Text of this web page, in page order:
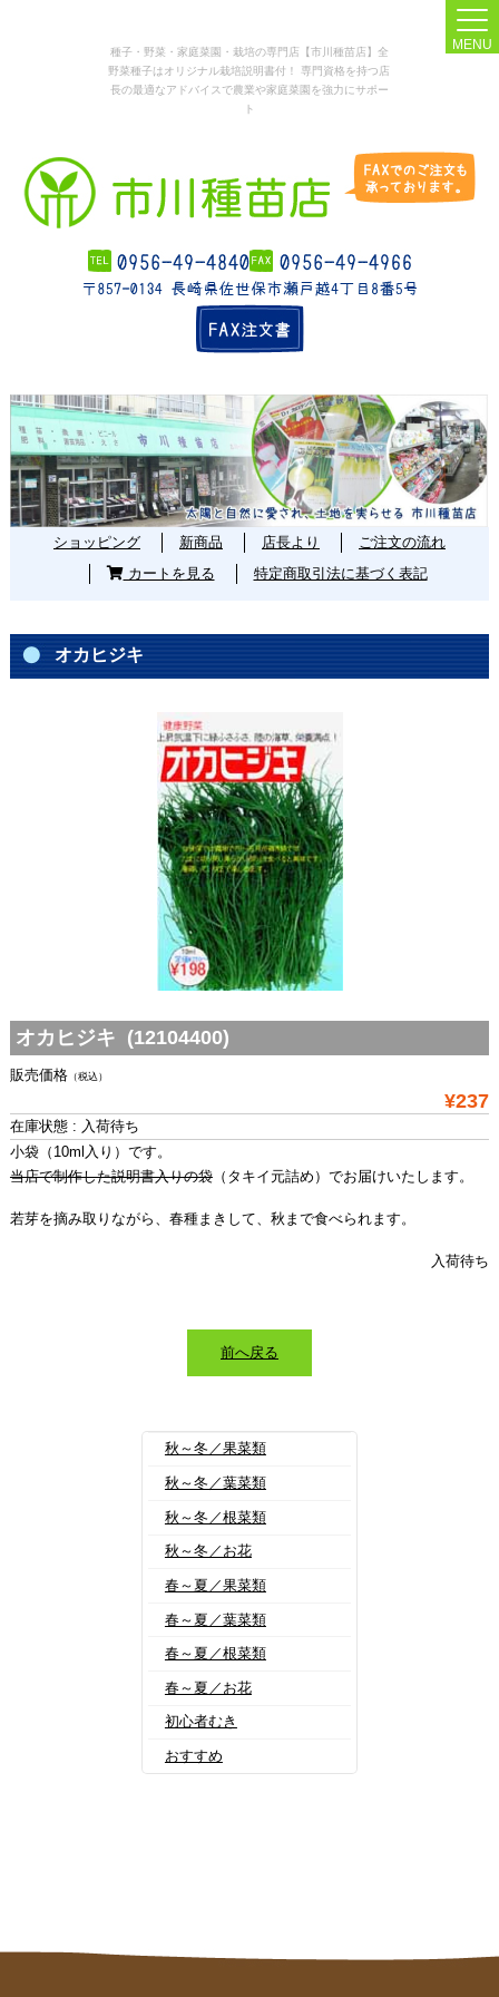
種子・野菜・家庭菜園・栽培の専門店【市川種苗店】全
野菜種子はオリジナル栽培説明書付！ 専門資格を持つ店
長の最適なアドバイスで農業や家庭菜園を強力にサポー
ト
MENU
ショッピング 新商品 店長より
ご注文の流れ
カートを見る
特定商取引法に基づく表記
オカヒジキ
オカヒジキ (12104400)
販売価格（税込）
¥237
在庫状態 : 入荷待ち
小袋（10ml入り）です。
当店で制作した説明書入りの袋（タキイ元詰め）でお届けいたします。
若芽を摘み取りながら、春種まきして、秋まで食べられます。
入荷待ち
前へ戻る
秋～冬／果菜類
秋～冬／葉菜類
秋～冬／根菜類
秋～冬／お花
春～夏／果菜類
春～夏／葉菜類
春～夏／根菜類
春～夏／お花
初心者むき
おすすめ